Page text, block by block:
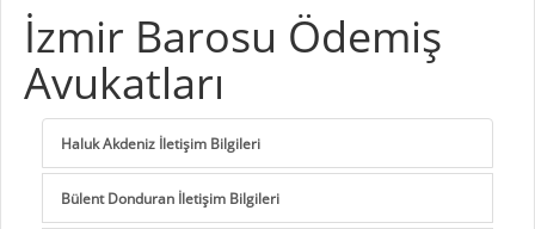
İzmir Barosu Ödemiş
Avukatları
Haluk Akdeniz İletişim Bilgileri
Bülent Donduran İletişim Bilgileri